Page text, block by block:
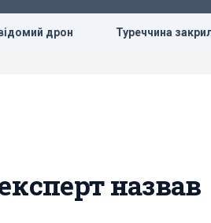
Туреччина закрила Чорне
назвав